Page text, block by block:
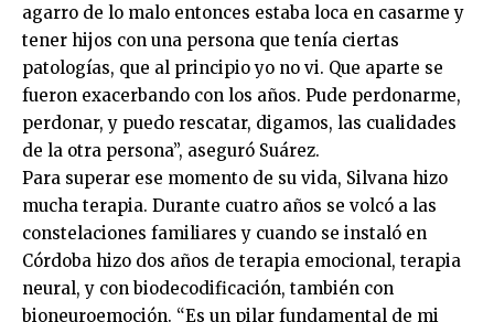
agarro de lo malo entonces estaba loca en casarme y
tener hijos con una persona que tenía ciertas
patologías, que al principio yo no vi. Que aparte se
fueron exacerbando con los años. Pude perdonarme,
perdonar, y puedo rescatar, digamos, las cualidades
de la otra persona”, aseguró Suárez.
Para superar ese momento de su vida, Silvana hizo
mucha terapia. Durante cuatro años se volcó a las
constelaciones familiares y cuando se instaló en
Córdoba hizo dos años de terapia emocional, terapia
neural, y con biodecodificación, también con
bioneuroemoción. “Es un pilar fundamental de mi